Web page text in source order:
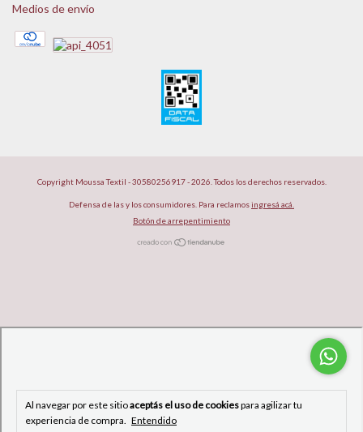
Al navegar por este sitioaceptás el uso de cookiespara agilizar tu
experiencia de compra. Entendido
Medios de envío
Copyright Moussa Textil - 30580256917 - 2026. Todos los derechos reservados.
Defensa de las y los consumidores. Para reclamosingresá acá.
Botón de arrepentimiento